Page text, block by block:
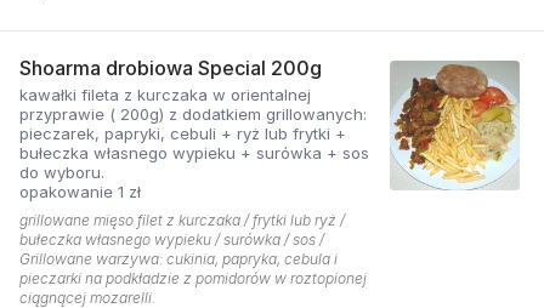
Shoarma drobiowa Special 200g
kawałki fileta z kurczaka w orientalnej
przyprawie ( 200g) z dodatkiem grillowanych:
pieczarek, papryki, cebuli + ryż lub frytki +
bułeczka własnego wypieku + surówka + sos
do wyboru.
opakowanie 1 zł
grillowane mięso filet z kurczaka / frytki lub ryż /
bułeczka własnego wypieku / surówka / sos /
Grillowane warzywa: cukinia, papryka, cebula i
pieczarki na podkładzie z pomidorów w roztopionej
ciągnącej mozarelli.